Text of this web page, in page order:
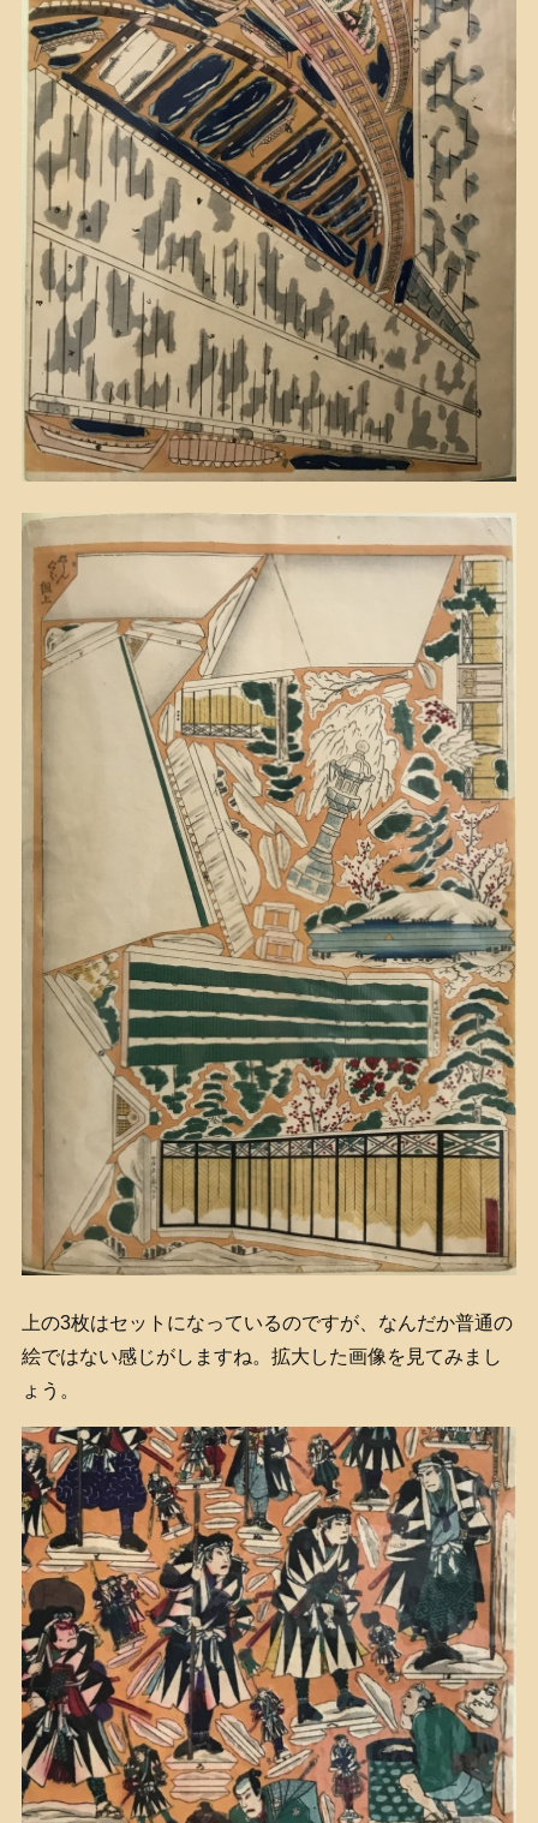
上の3枚はセットになっているのですが、なんだか普通の
絵ではない感じがしますね。拡大した画像を見てみまし
ょう。